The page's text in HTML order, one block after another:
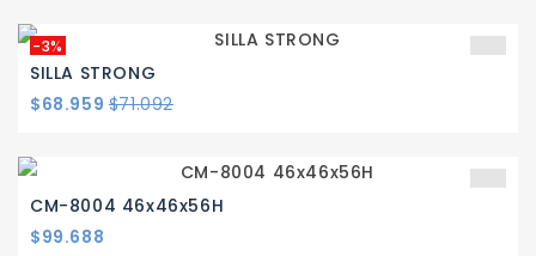
-3%
SILLA STRONG
Precio
$68.959 Precio
$71.092
CM-8004 46x46x56H
Precio
$99.688